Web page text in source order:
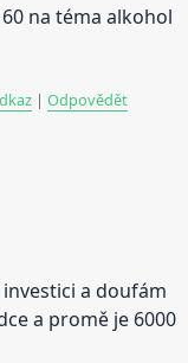
na téma alkohol
|Odpovědět
a doufám
a promě je 6000